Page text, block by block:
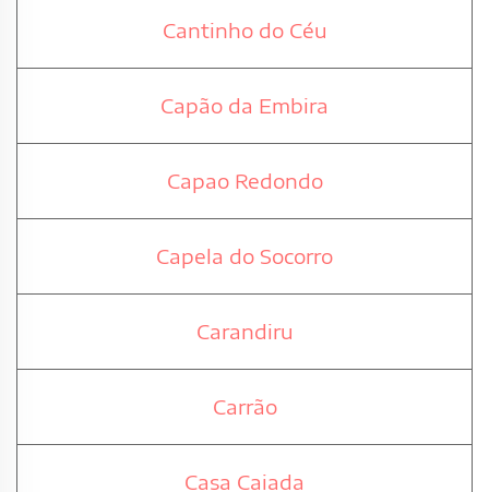
Cantinho do Céu
Capão da Embira
Capao Redondo
Capela do Socorro
Carandiru
Carrão
Casa Caiada